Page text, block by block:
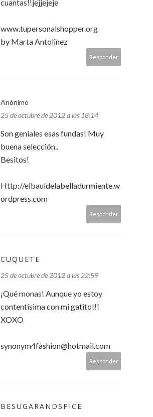
cuantas!!jejjejeje
www.tupersonalshopper.org
by Marta Antolinez
Responder
Anónimo
25 de octubre de 2012 a las 18:14
Son geniales esas fundas! Muy
buena selección..
Besitos!
Http://elbauldelabelladurmiente.w
ordpress.com
Responder
CUQUETE
25 de octubre de 2012 a las 22:59
¡Qué monas! Aunque yo estoy
contentísima con mi gatito!!!
XOXO
synonym4fashion@hotmail.com
Responder
BESUGARANDSPICE